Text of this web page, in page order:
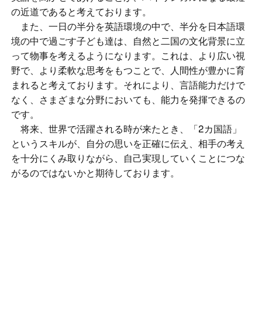
の近道であると考えております。
また、一日の半分を英語環境の中で、半分を日本語環
境の中で過ごす子ども達は、自然と二国の文化背景に立
って物事を考えるようになります。これは、より広い視
野で、より柔軟な思考をもつことで、人間性が豊かに育
まれると考えております。それにより、言語能力だけで
なく、さまざまな分野においても、能力を発揮できるの
です。
将来、世界で活躍される時が来たとき、「2カ国語」
というスキルが、自分の思いを正確に伝え、相手の考え
を十分にくみ取りながら、自己実現していくことにつな
がるのではないかと期待しております。